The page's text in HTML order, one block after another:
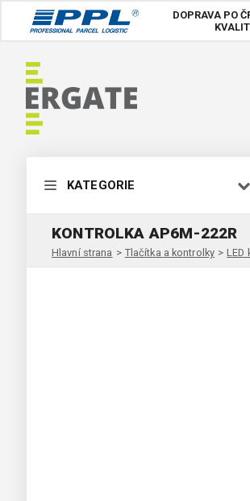
DOPRAVA PO
KATEGORIE
KONTROLKA AP6M-222R
Hlavní strana > Tlačítka a kontrolky > LED